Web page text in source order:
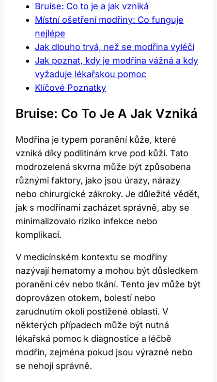
Bruise: Co to je a jak vzniká
Místní ošetření modřiny: Co funguje
nejlépe
Jak dlouho trvá, než se modřina vyléčí
Jak poznat, kdy je modřina vážná a kdy
vyžaduje lékařskou pomoc
Klíčové Poznatky
Bruise: Co To Je A Jak Vzniká
Modřina je typem poranění kůže, které
vzniká díky podlitinám krve pod kůží. Tato
modrozelená skvrna může být způsobena
různými faktory, jako jsou úrazy, nárazy
nebo chirurgické zákroky. Je důležité vědět,
jak s modřinami zacházet správně, aby se
minimalizovalo riziko infekce nebo
komplikací.
V medicínském kontextu se modřiny
nazývají hematomy a mohou být důsledkem
poranění cév nebo tkání. Tento jev může být
doprovázen otokem, bolestí nebo
zarudnutím okolí postižené oblasti. V
některých případech může být nutná
lékařská pomoc k diagnostice a léčbě
modřin, zejména pokud jsou výrazné nebo
se nehojí správně.